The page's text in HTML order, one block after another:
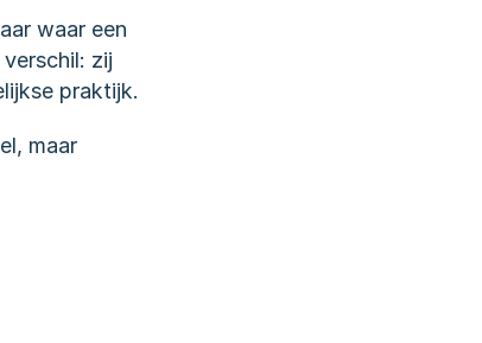
waar een
zij
praktijk.
maar